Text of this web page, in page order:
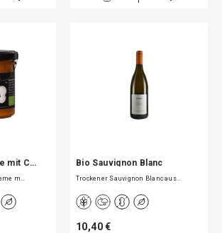
mit C…
m…
Bio Sauvignon Blanc
Trockener Sauvignon Blanc aus…
10,40 €